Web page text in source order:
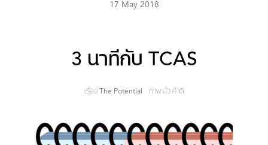
17 May 2018
3 นาทีกับ TCAS
เรื่อง The Potential ภาพ บัว คำดี